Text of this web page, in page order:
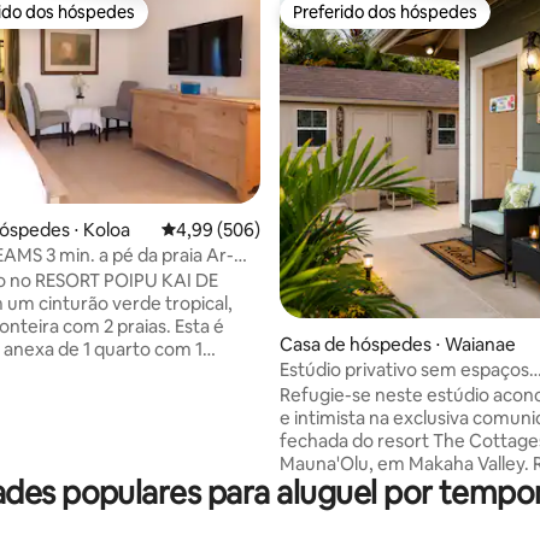
de 5, 10 avaliações
preferidos dos hóspedes
dos hóspedes
⋅ Koloa 4,99 de uma avaliação média de 5, 506
4,99 (506)
3 min. a pé da praia Ar-
RESORT POIPU KAI DE
um cinturão verde tropical,
com 2 praias. Esta é
de 1 quarto com 1
um cinturão verde tranquilo
GRAND HYATT
Preferido dos hóspedes
Preferido dos hóspedes
Casa de hóspedes ⋅ Waianae
Estúdio privativo sem espaços
compartilhados com entrada
Refugie-se neste estúdio
e intimista na exclusiva
fechada do resort The
Mauna'Olu, em Makaha Valley.
por paisagens tropicais
este retiro privativo oferece a
populares para aluguel por